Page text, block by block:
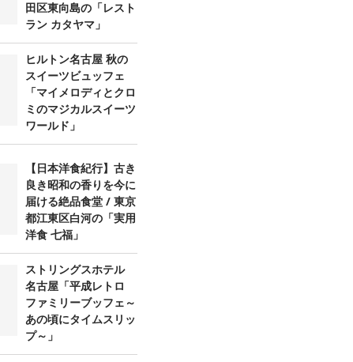
田区東向島の「レスト
ラン カタヤマ」
ヒルトン名古屋 秋の
スイーツビュッフェ
「マイメロディとクロ
ミのマジカルスイーツ
ワールド」
【日本洋食紀行】古き
良き昭和の香りを今に
届ける絶品食堂 / 東京
都江東区白河の「実用
洋食 七福」
ストリングスホテル
名古屋「平成レトロ
ファミリーブッフェ～
あの頃にタイムスリッ
プ～」